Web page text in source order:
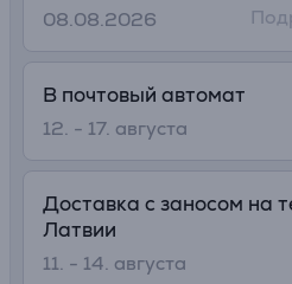
08.08.2026
В почтовый автомат
12. - 17. августа
Доставка с заносом на
Латвии
11. - 14. августа